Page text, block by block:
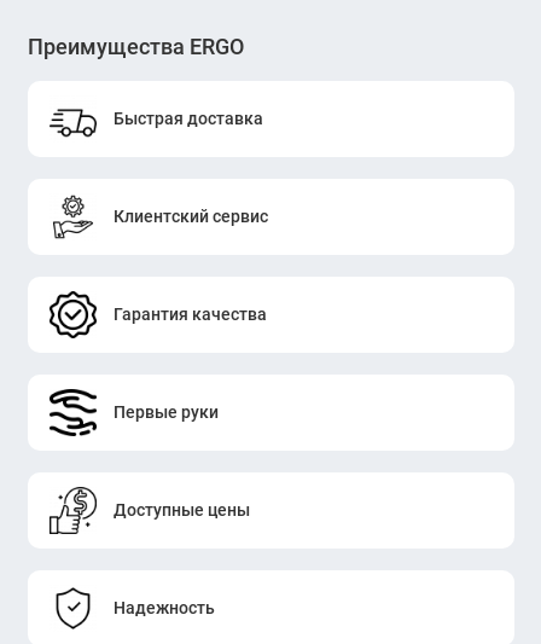
Преимущества ERGO
Быстрая доставка
Клиентский сервис
Гарантия качества
Первые руки
Доступные цены
Надежность